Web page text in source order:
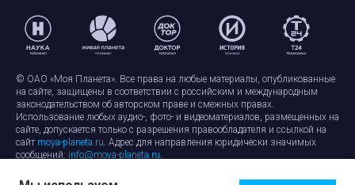
© ОАО «Моя Планета». Все права на любые материалы, опубликованные
на сайте, защищены в соответствии с российским и международным
законодательством об авторском праве и смежных правах.
Использование любых аудио-, фото- и видеоматериалов, размещенных на
сайте, допускается только с разрешения правообладателя и ссылкой на
сайт moya-planeta.ru. Адрес для направления юридически значимых
сообщений: info@moya-planeta.ru.